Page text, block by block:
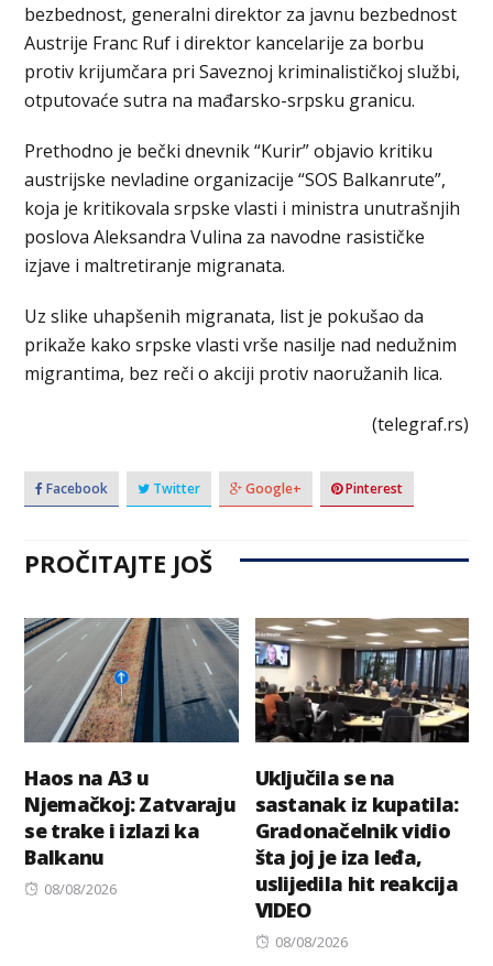
bezbednost, generalni direktor za javnu bezbednost
Austrije Franc Ruf i direktor kancelarije za borbu
protiv krijumčara pri Saveznoj kriminalističkoj službi,
otputovaće sutra na mađarsko-srpsku granicu.
Prethodno je bečki dnevnik “Kurir” objavio kritiku
austrijske nevladine organizacije “SOS Balkanrute”,
koja je kritikovala srpske vlasti i ministra unutrašnjih
poslova Aleksandra Vulina za navodne rasističke
izjave i maltretiranje migranata.
Uz slike uhapšenih migranata, list je pokušao da
prikaže kako srpske vlasti vrše nasilje nad nedužnim
migrantima, bez reči o akciji protiv naoružanih lica.
(telegraf.rs)
Facebook Twitter Google+ Pinterest
PROČITAJTE JOŠ
Haos na A3 u
Njemačkoj: Zatvaraju
se trake i izlazi ka
Balkanu
Posted
08/08/2026
Uključila se na
sastanak iz kupatila:
Gradonačelnik vidio
šta joj je iza leđa,
uslijedila hit reakcija
VIDEO
Posted
08/08/2026